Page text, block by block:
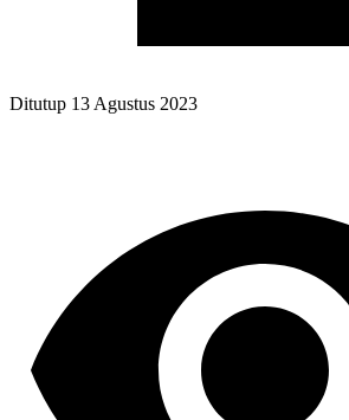
Ditutup 13 Agustus 2023